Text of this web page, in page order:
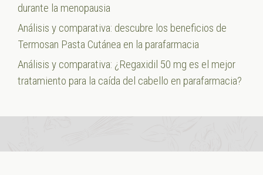
durante la menopausia
Análisis y comparativa: descubre los beneficios de
Termosan Pasta Cutánea en la parafarmacia
Análisis y comparativa: ¿Regaxidil 50 mg es el mejor
tratamiento para la caída del cabello en parafarmacia?